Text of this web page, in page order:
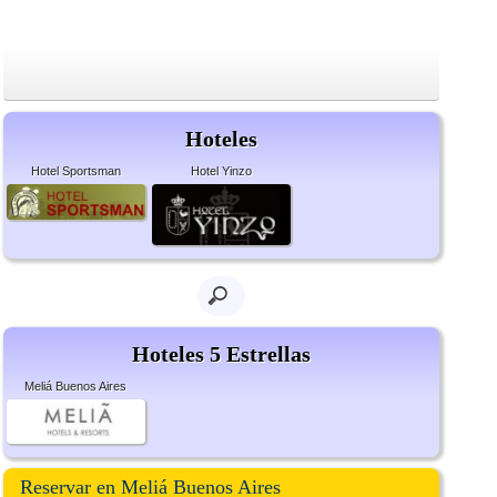
Hoteles
Hotel Sportsman Hotel Yinzo
Hoteles 5 Estrellas
Meliá Buenos Aires
Reservar en Meliá Buenos Aires